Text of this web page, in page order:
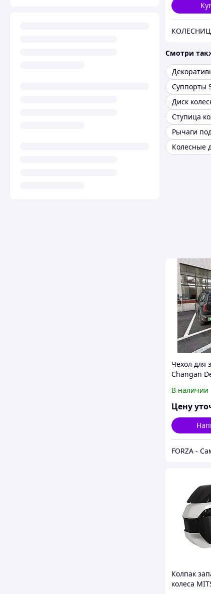
Смотри
Суппорты
Чехол для
Changan
защита
колеса
В наличии
Цену
Колпак
колеса